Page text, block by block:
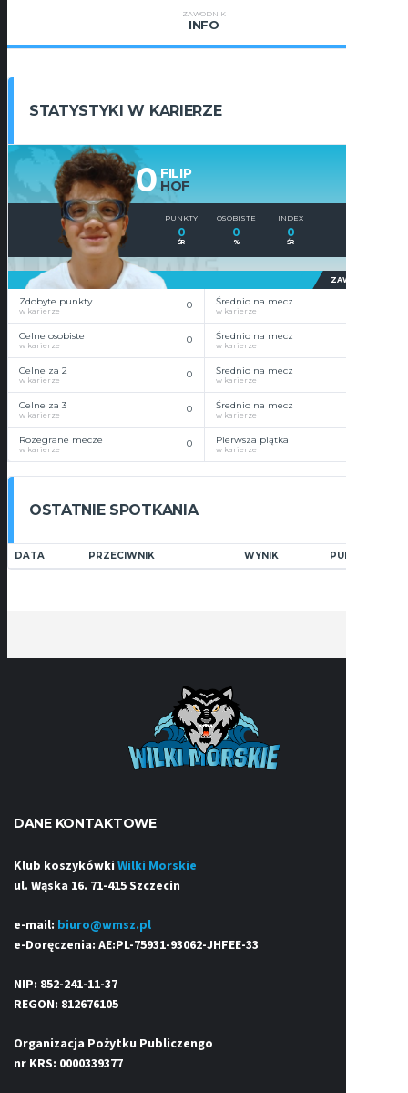
ZAWODNIK
INFO
STATYSTYKI W KARIERZE
0 FILIP
HOF
PUNKTY
0
ŚR
OSOBISTE
0
%
INDEX
0
ŚR
ZAWODNIK
Zdobyte punkty
w karierze 0 Średnio na mecz
w karierze
Celne osobiste
w karierze 0 Średnio na mecz
w karierze
Celne za 2
w karierze 0 Średnio na mecz
w karierze
Celne za 3
w karierze 0 Średnio na mecz
w karierze
Rozegrane mecze
w karierze 0 Pierwsza piątka
w karierze
OSTATNIE SPOTKANIA
DATA PRZECIWNIK WYNIK PUNKTY
DANE KONTAKTOWE
Klub koszykówki Wilki Morskie
ul. Wąska 16. 71-415 Szczecin
e-mail: biuro@wmsz.pl
e-Doręczenia: AE:PL-75931-93062-JHFEE-33
NIP: 852-241-11-37
REGON: 812676105
Organizacja Pożytku Publiczengo
nr KRS: 0000339377